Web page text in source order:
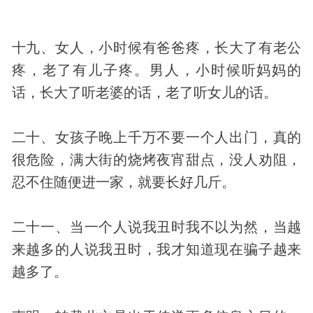
十九、女人，小时候有爸爸疼，长大了有老公
疼，老了有儿子疼。男人，小时候听妈妈的
话，长大了听老婆的话，老了听女儿的话。
二十、女孩子晚上千万不要一个人出门，真的
很危险，满大街的烧烤夜宵甜点，没人劝阻，
忍不住随便进一家，就要长好几斤。
二十一、当一个人说我丑时我不以为然，当越
来越多的人说我丑时，我才知道现在骗子越来
越多了。